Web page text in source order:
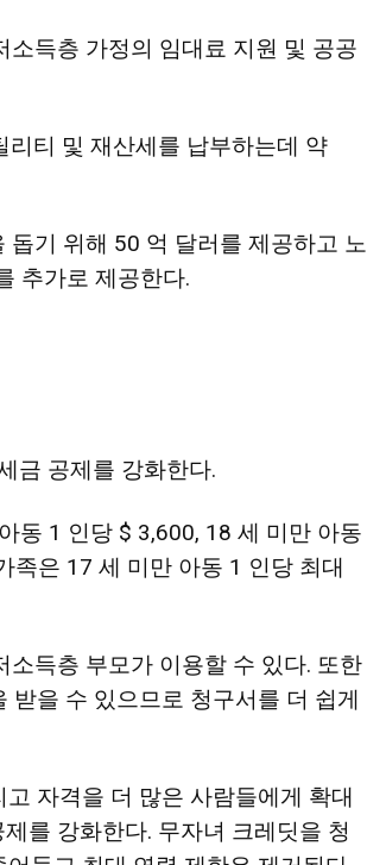
득층 가정의 임대료 지원 및 공공
티 및 재산세를 납부하는데 약
기 위해 50 억 달러를 제공하고 노
추가로 제공한다.
금 공제를 강화한다.
동 1 인당 $ 3,600, 18 세 미만 아동
족은 17 세 미만 아동 1 인당 최대
득층 부모가 이용할 수 있다. 또한
받을 수 있으므로 청구서를 더 쉽게
자격을 더 많은 사람들에게 확대
를 강화한다. 무자녀 크레딧을 청